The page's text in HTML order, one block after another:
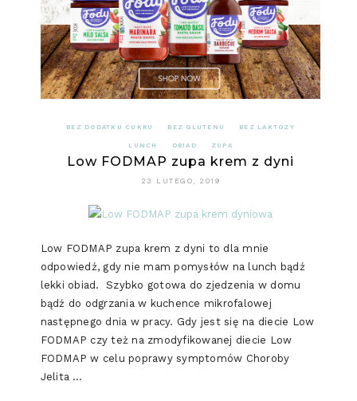
BEZ DODATKU CUKRU BEZ GLUTENU BEZ LAKTOZY
LUNCH OBIAD ZUPA
Low FODMAP zupa krem z dyni
23 LUTEGO, 2019
Low FODMAP zupa krem z dyni to dla mnie
odpowiedź, gdy nie mam pomysłów na lunch bądź
lekki obiad. Szybko gotowa do zjedzenia w domu
bądź do odgrzania w kuchence mikrofalowej
następnego dnia w pracy. Gdy jest się na diecie Low
FODMAP czy też na zmodyfikowanej diecie Low
FODMAP w celu poprawy symptomów Choroby
Jelita …